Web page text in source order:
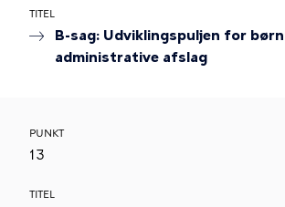
TITEL
B-sag: Udviklingspuljen for børn
administrative afslag
PUNKT
13
TITEL